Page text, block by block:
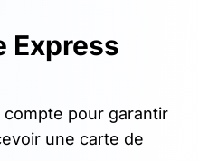
Express
pour garantir
une carte de